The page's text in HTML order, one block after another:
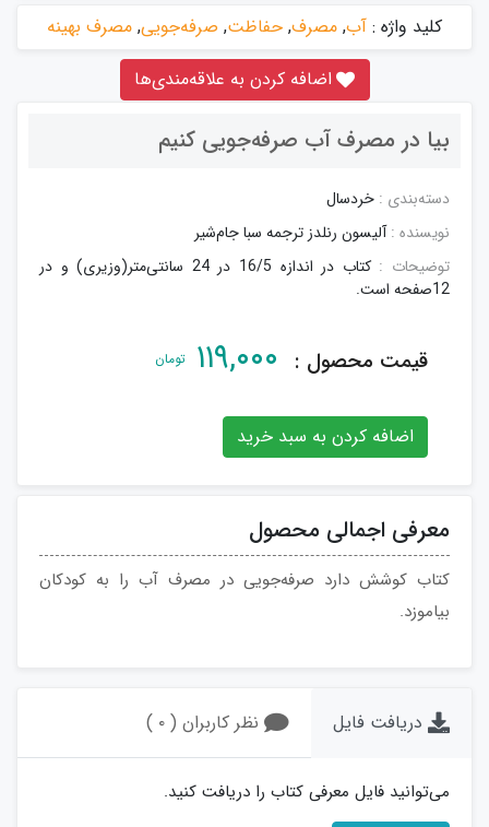
کلید واژه : آب, مصرف, حفاظت, صرفه‌جویی, مصرف بهینه
اضافه کردن به علاقه‌مندی‌ها
بیا در مصرف آب صرفه‌جویی کنیم
دسته‌بندی : خردسال
نویسنده : آلیسون رنلدز ترجمه سبا جام‌شیر
توضیحات :
کتاب در اندازه 16/5 در 24 سانتی‌متر(وزیری) و در
12صفحه است.
قیمت محصول : ۱۱۹,۰۰۰ تومان
اضافه کردن به سبد خرید
معرفی اجمالی محصول
کتاب کوشش دارد صرفه‌جویی در مصرف آب را به کودکان
بیاموزد.
دریافت فایل نظر کاربران ( ۰ )
می‌توانید فایل معرفی کتاب را دریافت کنید.